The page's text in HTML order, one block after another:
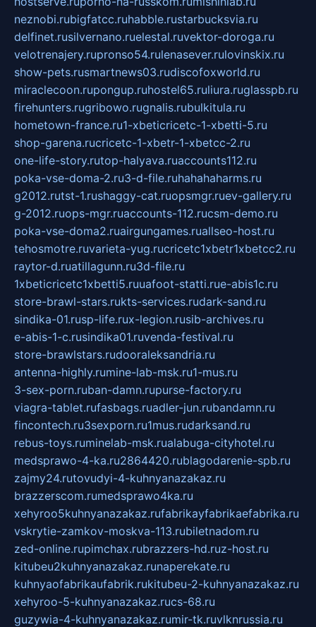
neznobi.rubigfatcc.ruhabble.rustarbucksvia.ru
delfinet.rusilvernano.ruelestal.ruvektor-doroga.ru
velotrenajery.rupronso54.rulenasever.rulovinskix.ru
show-pets.rusmartnews03.rudiscofoxworld.ru
miraclecoon.rupongup.ruhostel65.ruliura.ruglasspb.ru
firehunters.rugribowo.rugnalis.rubulkitula.ru
hometown-france.ru1-xbeticricetc-1-xbetti-5.ru
shop-garena.rucricetc-1-xbetr-1-xbetcc-2.ru
one-life-story.rutop-halyava.ruaccounts112.ru
poka-vse-doma-2.ru3-d-file.ruhahahaharms.ru
g2012.rutst-1.rushaggy-cat.ruopsmgr.ruev-gallery.ru
g-2012.ruops-mgr.ruaccounts-112.rucsm-demo.ru
poka-vse-doma2.ruairgungames.ruallseo-host.ru
tehosmotre.ruvarieta-yug.rucricetc1xbetr1xbetcc2.ru
raytor-d.ruatillagunn.ru3d-file.ru
1xbeticricetc1xbetti5.ruuafoot-statti.rue-abis1c.ru
store-brawl-stars.rukts-services.rudark-sand.ru
sindika-01.rusp-life.rux-legion.rusib-archives.ru
e-abis-1-c.rusindika01.ruvenda-festival.ru
store-brawlstars.rudooraleksandria.ru
antenna-highly.rumine-lab-msk.ru1-mus.ru
3-sex-porn.ruban-damn.rupurse-factory.ru
viagra-tablet.rufasbags.ruadler-jun.rubandamn.ru
fincontech.ru3sexporn.ru1mus.rudarksand.ru
rebus-toys.ruminelab-msk.rualabuga-cityhotel.ru
medsprawo-4-ka.ru2864420.rublagodarenie-spb.ru
zajmy24.rutovudyi-4-kuhnyanazakaz.ru
brazzerscom.rumedsprawo4ka.ru
xehyroo5kuhnyanazakaz.rufabrikayfabrikaefabrika.ru
vskrytie-zamkov-moskva-113.rubiletnadom.ru
zed-online.rupimchax.rubrazzers-hd.ruz-host.ru
kitubeu2kuhnyanazakaz.runaperekate.ru
kuhnyaofabrikaufabrik.rukitubeu-2-kuhnyanazakaz.ru
xehyroo-5-kuhnyanazakaz.rucs-68.ru
guzywia-4-kuhnyanazakaz.rumir-tk.ruvlknrussia.ru